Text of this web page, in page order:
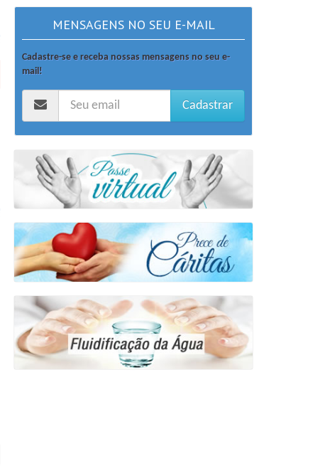
MENSAGENS NO SEU E-MAIL
Cadastre-se e receba nossas mensagens no seu e-
mail!
Cadastrar